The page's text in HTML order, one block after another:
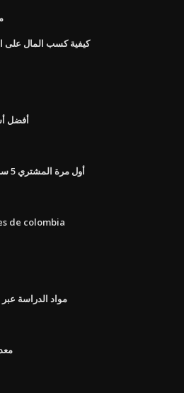
كيفية كسب المال على
أفضل
أول مرة المشتري 5 سنوات معدل الرهن العقاري الثابت
de colombia
مواد الدراسة عبر